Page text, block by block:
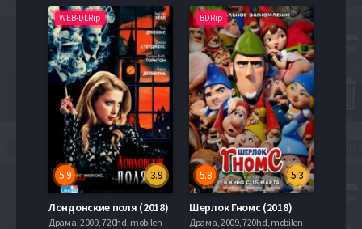
WEB-DLRip
3.9
5.9
Лондонские поля (2018)
Драма, 2009, 720hd, mobilen
BDRip
5.3
5.8
Шерлок Гномс (2018)
Драма, 2009, 720hd, mobilen